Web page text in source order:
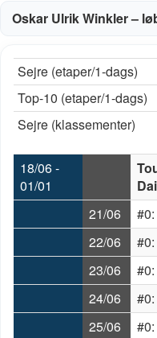
Oskar Ulrik Winkler –
Sejre (etaper/1-dags)
Top-10 (etaper/1-dags)
Sejre (klassementer)
18/06 -
01/01
21/06
22/06
23/06
24/06
25/06